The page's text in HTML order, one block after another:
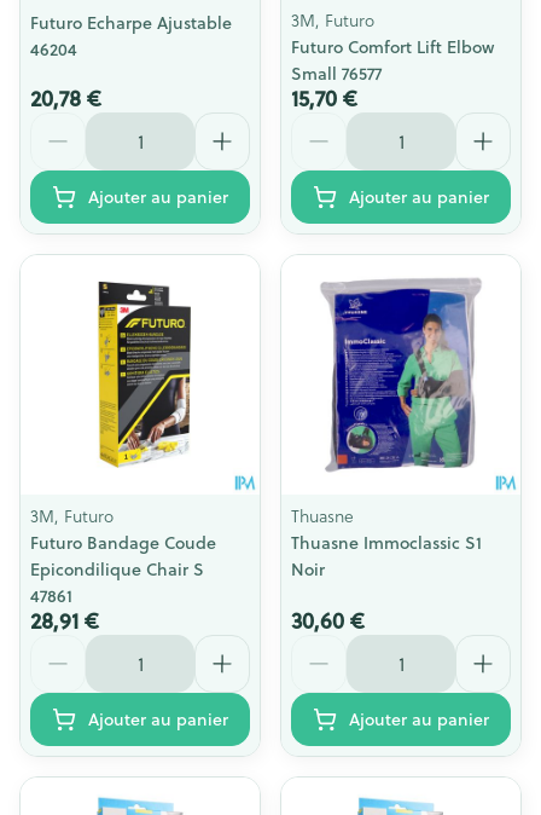
Futuro Echarpe Ajustable
46204
20,78 €
Quantité
Ajouter au panier
3M, Futuro
Futuro Comfort Lift Elbow
Small 76577
15,70 €
Quantité
Ajouter au panier
3M, Futuro
Futuro Bandage Coude
Epicondilique Chair S
47861
28,91 €
Quantité
Ajouter au panier
Thuasne
Thuasne Immoclassic S1
Noir
30,60 €
Quantité
Ajouter au panier